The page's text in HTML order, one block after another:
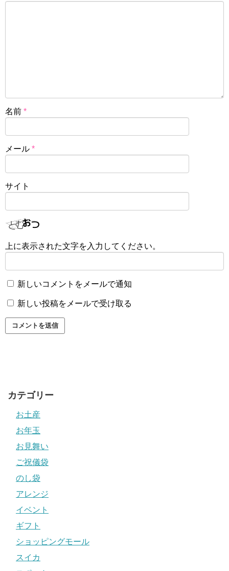
名前 *
メール *
サイト
上に表示された文字を入力してください。
新しいコメントをメールで通知
新しい投稿をメールで受け取る
カテゴリー
お土産
お年玉
お見舞い
ご祝儀袋
のし袋
アレンジ
イベント
ギフト
ショッピングモール
スイカ